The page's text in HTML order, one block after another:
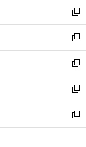
く
で
開
く
ド
ウ
で
開
く
ィ
ン
ド
ウ
で
開
く
い
ウ
ィ
ン
ド
ウ
で
開
く
新
し
い
ウ
ィ
ン
ド
ウ
で
開
新
し
い
ウ
ィ
ン
ド
ウ
新
し
い
ウ
ィ
ン
新
し
い
ウ
新
し